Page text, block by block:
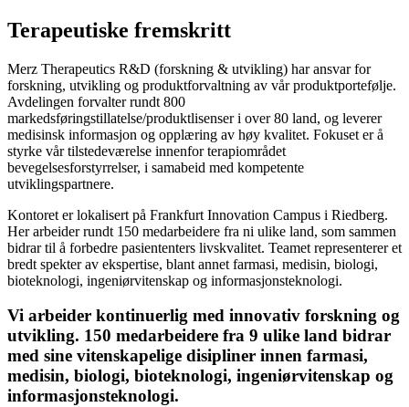
Terapeutiske fremskritt
Merz Therapeutics R&D (forskning & utvikling) har ansvar for
forskning, utvikling og produktforvaltning av vår produktportefølje.
Avdelingen forvalter rundt 800
markedsføringstillatelse/produktlisenser i over 80 land, og leverer
medisinsk informasjon og opplæring av høy kvalitet. Fokuset er å
styrke vår tilstedeværelse innenfor terapiområdet
bevegelsesforstyrrelser, i samabeid med kompetente
utviklingspartnere.
Kontoret er lokalisert på Frankfurt Innovation Campus i Riedberg.
Her arbeider rundt 150 medarbeidere fra ni ulike land, som sammen
bidrar til å forbedre pasiententers livskvalitet. Teamet representerer et
bredt spekter av ekspertise, blant annet farmasi, medisin, biologi,
bioteknologi, ingeniørvitenskap og informasjonsteknologi.
Vi arbeider kontinuerlig med innovativ forskning og
utvikling. 150 medarbeidere fra 9 ulike land bidrar
med sine vitenskapelige disipliner innen farmasi,
medisin, biologi, bioteknologi, ingeniørvitenskap og
informasjonsteknologi.